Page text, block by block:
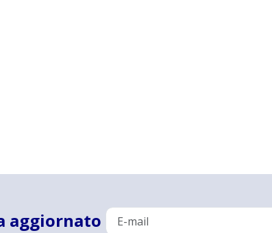
aggiornato